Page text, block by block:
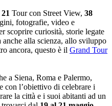
21 Tour con Street View, 38
fotografie, video e
scoprire curiosità, storie legate
alla scienza, allo sviluppo
ancora, questo è il Grand Tour
a Siena, Roma e Palermo,
con l’obiettivo di celebrare i
la città e i suoi abitanti ad un